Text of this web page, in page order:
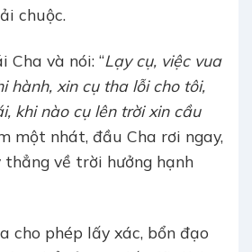
chuộc.
Cha và nói: “Lạy cụ, việc vua
hành, xin cụ tha lỗi cho tôi,
khi nào cụ lên trời xin cầu
một nhát, đầu Cha rơi ngay,
thẳng về trời hưởng hạnh
cho phép lấy xác, bổn đạo